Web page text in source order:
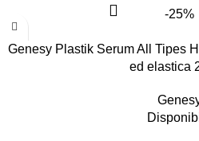
-25%
Genesy Plastik Serum All Tipes
ed elastica